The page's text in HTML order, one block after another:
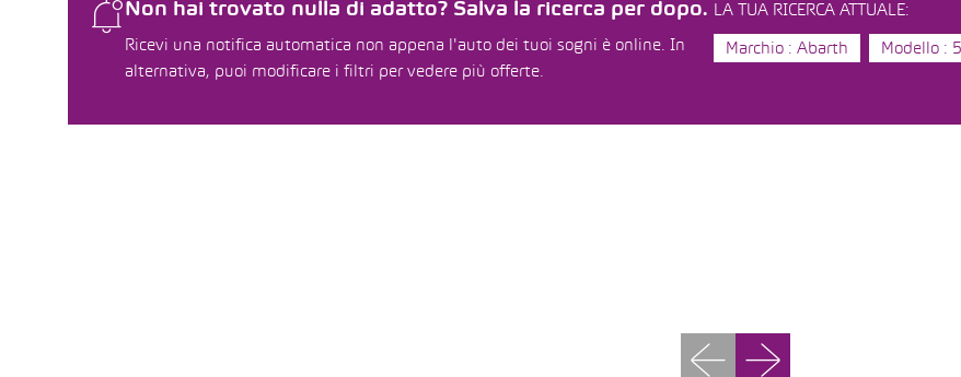
Non hai trovato nulla di adatto? Salva la ricerca per dopo.
Ricevi una notifica automatica non appena l'auto dei tuoi sogni è online. In
alternativa, puoi modificare i filtri per vedere più offerte.
LA TUA RICERCA ATTUALE:
Marchio : Abarth Modello :